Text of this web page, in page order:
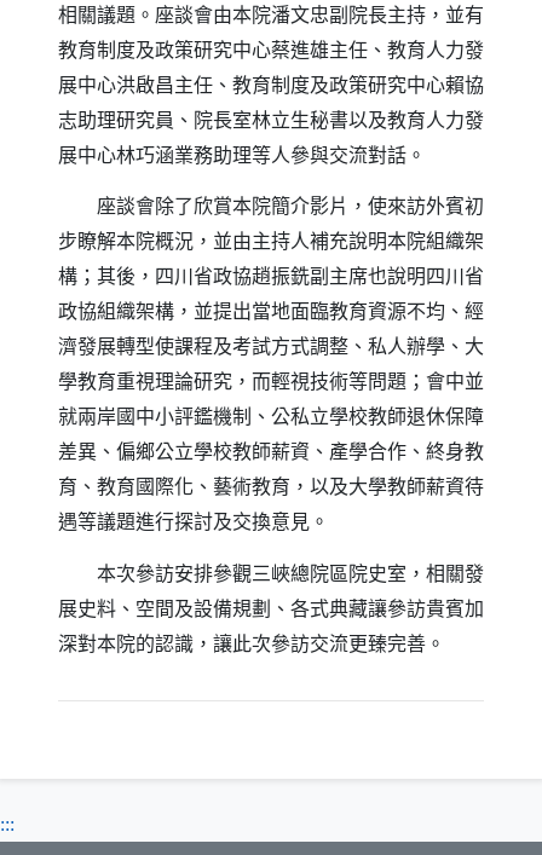
相關議題。座談會由本院潘文忠副院長主持，並有
教育制度及政策研究中心蔡進雄主任、教育人力發
展中心洪啟昌主任、教育制度及政策研究中心賴協
志助理研究員、院長室林立生秘書以及教育人力發
展中心林巧涵業務助理等人參與交流對話。
座談會除了欣賞本院簡介影片，使來訪外賓初
步瞭解本院概況，並由主持人補充說明本院組織架
構；其後，四川省政協趙振銑副主席也說明四川省
政協組織架構，並提出當地面臨教育資源不均、經
濟發展轉型使課程及考試方式調整、私人辦學、大
學教育重視理論研究，而輕視技術等問題；會中並
就兩岸國中小評鑑機制、公私立學校教師退休保障
差異、偏鄉公立學校教師薪資、產學合作、終身教
育、教育國際化、藝術教育，以及大學教師薪資待
遇等議題進行探討及交換意見。
本次參訪安排參觀三峽總院區院史室，相關發
展史料、空間及設備規劃、各式典藏讓參訪貴賓加
深對本院的認識，讓此次參訪交流更臻完善。
:::